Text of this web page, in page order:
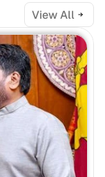
View All